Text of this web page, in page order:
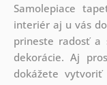
Samolepiace
interiér aj u vás
prineste radosť a
dekorácie. Aj
dokážete